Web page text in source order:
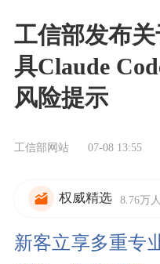
工信部发布
具Claude
风险提示
工信部网站 07-08 13:55
权威精选 8.76万
新客立享多重专